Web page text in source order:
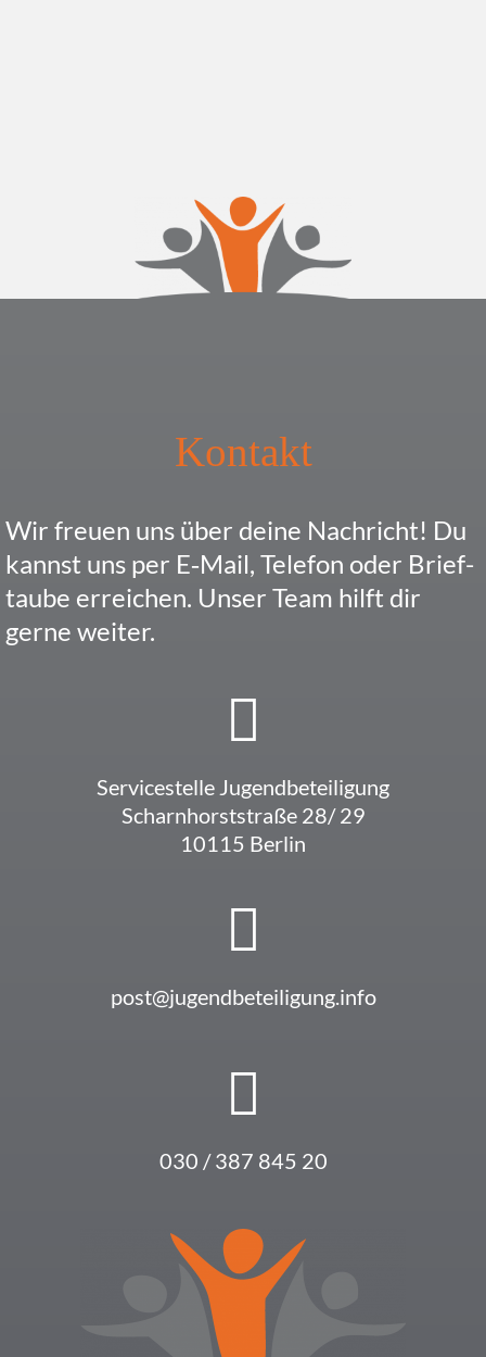
Kontakt
Wir freuen uns über deine Nach­richt! Du
kannst uns per E‑Mail, Telefon oder Brief­
taube errei­chen. Unser Team hilft dir
gerne weiter.
Service­stelle Jugendbeteiligung
Scharn­horst­straße 28/ 29
10115 Berlin
post@jugendbeteiligung.info
030 / 387 845 20